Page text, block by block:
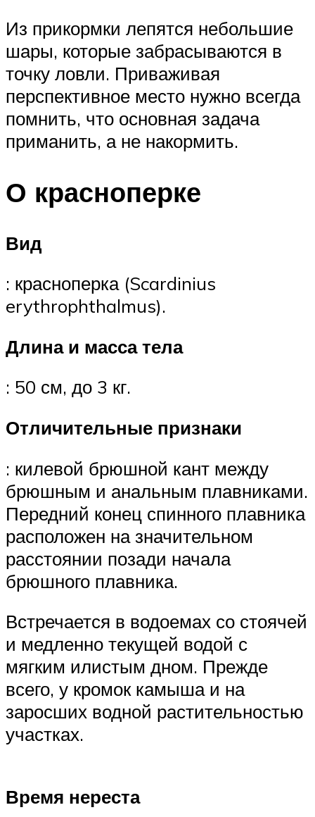
Из прикормки лепятся небольшие
шары, которые забрасываются в
точку ловли. Приваживая
перспективное место нужно всегда
помнить, что основная задача
приманить, а не накормить.
О красноперке
Вид
: красноперка (Scardinius
erythrophthalmus).
Длина и масса тела
: 50 см, до 3 кг.
Отличительные признаки
: килевой брюшной кант между
брюшным и анальным плавниками.
Передний конец спинного плавника
расположен на значительном
расстоянии позади начала
брюшного плавника.
Встречается в водоемах со стоячей
и медленно текущей водой с
мягким илистым дном. Прежде
всего, у кромок камыша и на
заросших водной растительностью
участках.
Время нереста